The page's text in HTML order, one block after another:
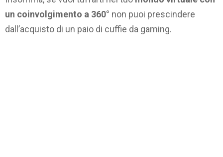
un coinvolgimento a 360° non puoi prescindere
dall’acquisto di un paio di cuffie da gaming.